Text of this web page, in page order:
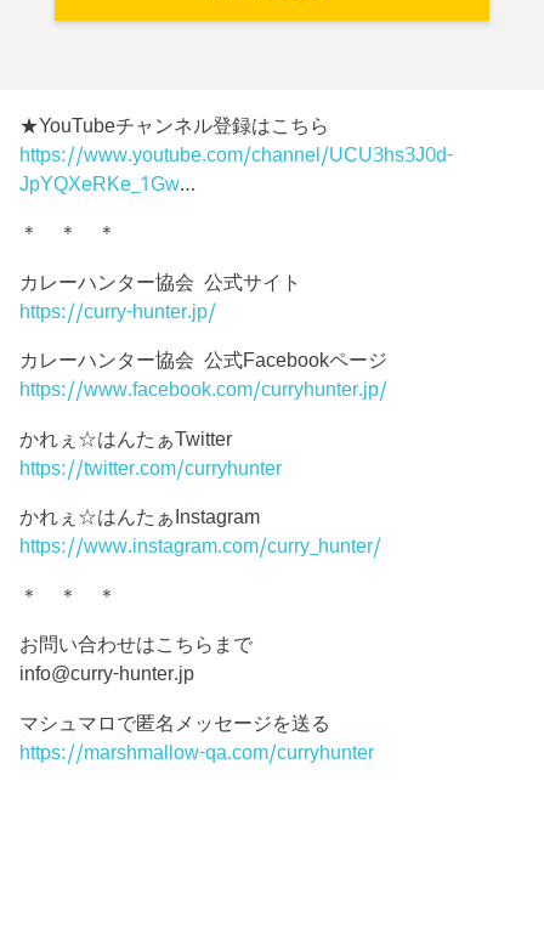
★YouTubeチャンネル登録はこちら
https://www.youtube.com/channel/UCU3hs3J0d-
JpYQXeRKe_1Gw…
＊ ＊ ＊
カレーハンター協会 公式サイト
https://curry-hunter.jp/
カレーハンター協会 公式Facebookページ
https://www.facebook.com/curryhunter.jp/
かれぇ☆はんたぁTwitter
https://twitter.com/curryhunter
かれぇ☆はんたぁInstagram
https://www.instagram.com/curry_hunter/
＊ ＊ ＊
お問い合わせはこちらまで
info@curry-hunter.jp
マシュマロで匿名メッセージを送る
https://marshmallow-qa.com/curryhunter